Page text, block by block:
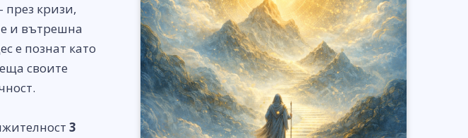
през кризи,
и вътрешна
е познат като
своите
3